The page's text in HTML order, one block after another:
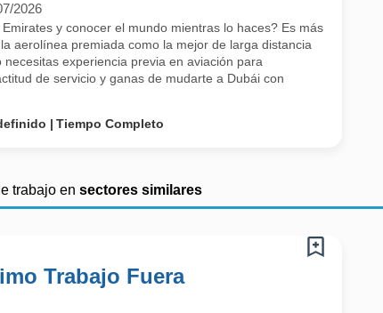
2026
y conocer el mundo mientras lo haces? Es más
aerolínea premiada como la mejor de larga distancia
experiencia previa en aviación para
de servicio y ganas de mudarte a Dubái con
Tiempo Completo
trabajo en sectores similares
Trabajo Fuera